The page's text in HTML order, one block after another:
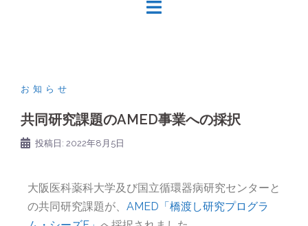
お知らせ
共同研究課題のAMED事業への採択
投稿日: 2022年8月5日
大阪医科薬科大学及び国立循環器病研究センターと
の共同研究課題が、 AMED「橋渡し研究プログラ